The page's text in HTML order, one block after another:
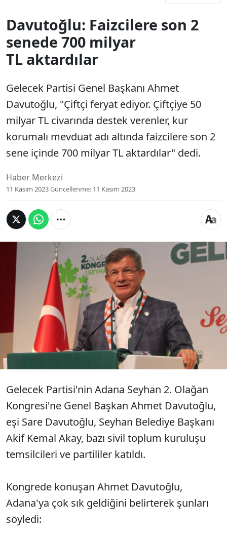
Davutoğlu: Faizcilere son 2
senede 700 milyar
TL aktardılar
Gelecek Partisi Genel Başkanı Ahmet
Davutoğlu, "Çiftçi feryat ediyor. Çiftçiye 50
milyar TL civarında destek verenler, kur
korumalı mevduat adı altında faizcilere son 2
sene içinde 700 milyar TL aktardılar" dedi.
Haber Merkezi
11 Kasım 2023Güncellenme: 11 Kasım 2023
Gelecek Partisi Genel Başkanı Ahmet
Davutoğlu, "Çiftçi feryat ediyor. Çiftçiye 50
milyar TL civarında destek verenler, kur
korumalı mevduat adı altında faizcilere son 2
sene içinde 700 milyar TL aktardılar" dedi.
Gelecek Partisi'nin Adana Seyhan 2. Olağan
Kongresi'ne Genel Başkan Ahmet Davutoğlu,
eşi Sare Davutoğlu, Seyhan Belediye Başkanı
Akif Kemal Akay, bazı sivil toplum kuruluşu
temsilcileri ve partililer katıldı.
Kongrede konuşan Ahmet Davutoğlu,
Adana'ya çok sık geldiğini belirterek şunları
söyledi: